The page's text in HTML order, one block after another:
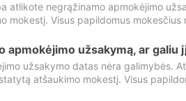
atlikote negrąžinamo apmokėjimo
mokestį. Visus papildomus
apmokėjimo užsakymą, ar galiu
užsakymo datas nėra galimybės.
atšaukimo mokestį. Visus